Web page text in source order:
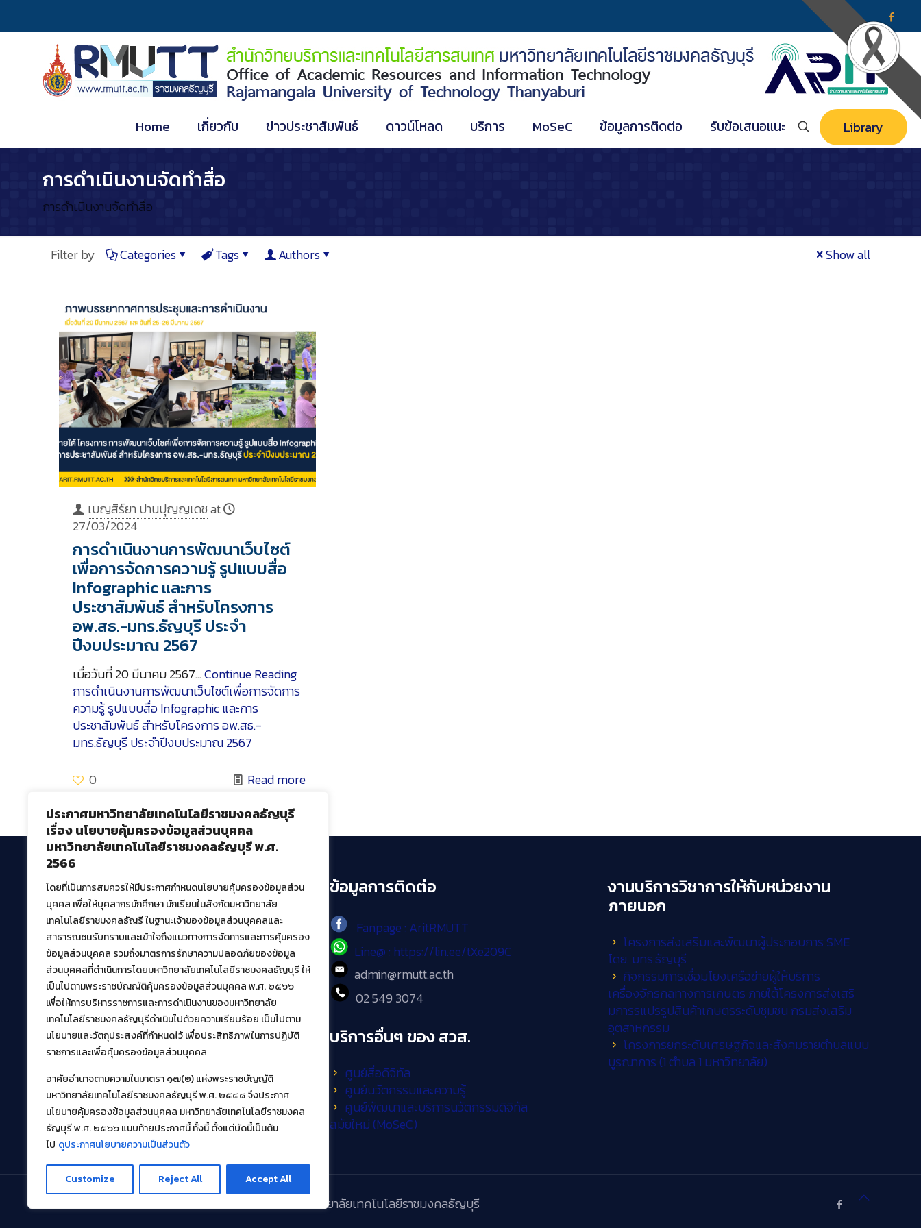
ประกาศมหาวิทยาลัยเทคโนโลยีราชมงคลธัญบุรี
เรื่อง นโยบายคุ้มครองข้อมูลส่วนบุคคล
มหาวิทยาลัยเทคโนโลยีราชมงคลธัญบุรี พ.ศ.
2566
โดยที่เป็นการสมควรให้มีประกาศกำหนดนโยบายคุ้มครองข้อมูลส่วน
บุคคล เพื่อให้บุคลากรนักศึกษา นักเรียนในสังกัดมหาวิทยาลัย
เทคโนโลยีราชมงคลธัญรี ในฐานะเจ้าของข้อมูลส่วนบุคคลและ
สาธารณชนรับทราบและเข้าใจถึงแนวทางการจัดการและการคุ้มครอง
ข้อมูลส่วนบุคคล รวมถึงมาตรการรักษาความปลอดภัยของข้อมูล
ส่วนบุคคลที่ดำเนินการโดยมหาวิทยาลัยเทคโนโลยีราชมงคลธัญบุรี ให้
เป็นไปตามพระราชบัญญัติคุ้มครองข้อมูลส่วนบุคคล พ.ศ. ๒๕๖๖
เพื่อให้การบริหารราชการและการดำเนินงานของมหาวิทยาลัย
เทคโนโลยีราชมงคลธัญบุรีดำเนินไปด้วยความเรียบร้อย เป็นไปตาม
นโยบายและวัตถุประสงค์ที่กำหนดไว้ เพื่อประสิทธิภาพในการปฏิบัติ
ราชการและเพื่อคุ้มครองข้อมูลส่วนบุคคล
อาศัยอำนาจตามความในมาตรา ๑๗(๒) แห่งพระราชบัญญัติ
มหาวิทยาลัยเทคโนโลยีราชมงคลธัญบุรี พ.ศ. ๒๕๔๘ จึงประกาศ
นโยบายคุ้มครองข้อมูลส่วนบุคคล มหาวิทยาลัยเทคโนโลยีราชมงคล
ธัญบุรี พ.ศ. ๒๕๖๖ แนบท้ายประกาศนี้ ทั้งนี้ ตั้งแต่บัดนี้เป็นต้น
ไป ดูประกาศนโยบายความเป็นส่วนตัว
Customize Reject All Accept All
Home เกี่ยวกับ ข่าวประชาสัมพันธ์ ดาวน์โหลด บริการ MoSeC ข้อมูลการติดต่อ รับข้อเสนอแนะ Library
การดำเนินงานจัดทำสื่อ
การดำเนินงานจัดทำสื่อ
Filter by Categories Tags Authors Show all
เบญสิร์ยา ปานปุญญเดชat
27/03/2024
การดำเนินงานการพัฒนาเว็บไซต์
เพื่อการจัดการความรู้ รูปแบบสื่อ
Infographic และการ
ประชาสัมพันธ์ สำหรับโครงการ
อพ.สธ.-มทร.ธัญบุรี ประจำ
ปีงบประมาณ 2567
เมื่อวันที่ 20 มีนาคม 2567…Continue Reading
การดำเนินงานการพัฒนาเว็บไซต์เพื่อการจัดการ
ความรู้ รูปแบบสื่อ Infographic และการ
ประชาสัมพันธ์ สำหรับโครงการ อพ.สธ.-
มทร.ธัญบุรี ประจำปีงบประมาณ 2567
0
Read more
สำนักวิทยบริการและเทคโนโลยีสารสนเทศ
มหาวิทยาลัยเทคโนโลยีราชมงคลธัญบุรี
39 หมู่ที่ 1 ตำบลคลองหก อำเภอคลองหลวง จังหวัด
ปทุมธานี 12120
เผยแพร่ข้อมูลโดย.บุคลากร สวส.
สร้างและพัฒนาโดย.
ฝ่ายพัฒนาและเผยแพร่ข้อมูลเว็บไซต์
ข้อมูลการติดต่อ
Fanpage : AritRMUTT
Line@ : https://lin.ee/tXe209C
admin@rmutt.ac.th
02 549 3074
บริการอื่นๆ ของ สวส.
ศูนย์สื่อดิจิทัล
ศูนย์นวัตกรรมและความรู้
ศูนย์พัฒนาและบริการนวัตกรรมดิจิทัล
สมัยใหม่ (MoSeC)
งานบริการวิชาการให้กับหน่วยงาน
ภายนอก
โครงการส่งเสริมและพัฒนาผู้ประกอบการ SME
โดย. มทร.ธัญบุรี
กิจกรรมการเชื่อมโยงเครือข่ายผู้ให้บริการ
เครื่องจักรกลทางการเกษตร ภายใต้โครงการส่งเสริ
มการรแปรรูปสินค้าเกษตรระดับชุมชน กรมส่งเสริม
อุตสาหกรรม
โครงการยกระดับเศรษฐกิจและสังคมรายตำบลแบบ
บูรณาการ (1 ตำบล 1 มหาวิทยาลัย)
© 2021 สำนักวิทยบริการและเทคโนโลยีสารสนเทศ มหาวิทยาลัยเทคโนโลยีราชมงคลธัญบุรี